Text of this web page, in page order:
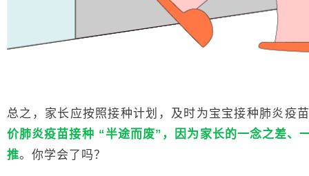
总之，家长应按照接种计划，及时为宝宝接种肺炎疫
价肺炎疫苗接种 “半途而废”，因为家长的一念之差、
推。你学会了吗？